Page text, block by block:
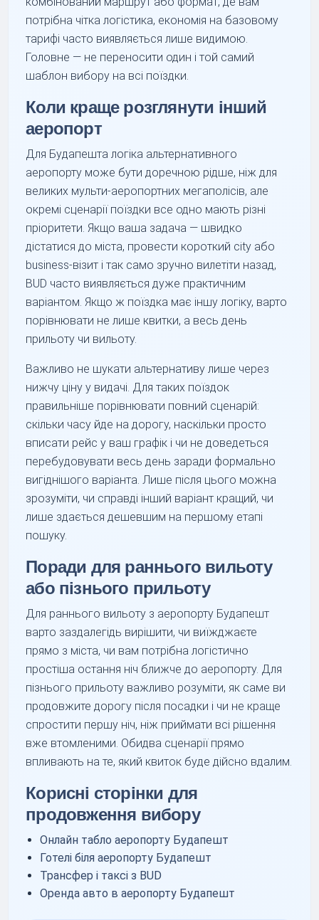
потрібна чітка логістика, економія на базовому
тарифі часто виявляється лише видимою.
Головне — не переносити один і той самий
шаблон вибору на всі поїздки.
Коли краще розглянути інший
аеропорт
Для Будапешта логіка альтернативного
аеропорту може бути доречною рідше, ніж для
великих мульти-аеропортних мегаполісів, але
окремі сценарії поїздки все одно мають різні
пріоритети. Якщо ваша задача — швидко
дістатися до міста, провести короткий city або
business-візит і так само зручно вилетіти назад,
BUD часто виявляється дуже практичним
варіантом. Якщо ж поїздка має іншу логіку, варто
порівнювати не лише квитки, а весь день
прильоту чи вильоту.
Важливо не шукати альтернативу лише через
нижчу ціну у видачі. Для таких поїздок
правильніше порівнювати повний сценарій:
скільки часу йде на дорогу, наскільки просто
вписати рейс у ваш графік і чи не доведеться
перебудовувати весь день заради формально
вигіднішого варіанта. Лише після цього можна
зрозуміти, чи справді інший варіант кращий, чи
лише здається дешевшим на першому етапі
пошуку.
Поради для раннього вильоту
або пізнього прильоту
Для раннього вильоту з аеропорту Будапешт
варто заздалегідь вирішити, чи виїжджаєте
прямо з міста, чи вам потрібна логістично
простіша остання ніч ближче до аеропорту. Для
пізнього прильоту важливо розуміти, як саме ви
продовжите дорогу після посадки і чи не краще
спростити першу ніч, ніж приймати всі рішення
вже втомленими. Обидва сценарії прямо
впливають на те, який квиток буде дійсно вдалим.
Корисні сторінки для
продовження вибору
Онлайн табло аеропорту Будапешт
Готелі біля аеропорту Будапешт
Трансфер і таксі з BUD
Оренда авто в аеропорту Будапешт